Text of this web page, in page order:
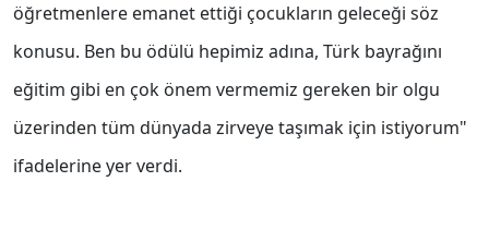
öğretmenlere emanet ettiği çocukların geleceği söz
konusu. Ben bu ödülü hepimiz adına, Türk bayrağını
eğitim gibi en çok önem vermemiz gereken bir olgu
üzerinden tüm dünyada zirveye taşımak için istiyorum"
ifadelerine yer verdi.